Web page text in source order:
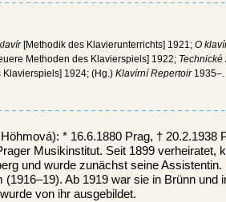
[Methodik des Klavierunterrichts] 1921; O
Methoden des Klavierspiels] 1922;
1924; (Hg.) Klavírní Repertoir1935–.
* 16.6.1880 Prag, † 20.2.1938
Musikinstitut. Seit 1899 verheiratet,
und wurde zunächst seine
(1916–19). Ab 1919 war sie in Brünn und
von ihr ausgebildet.